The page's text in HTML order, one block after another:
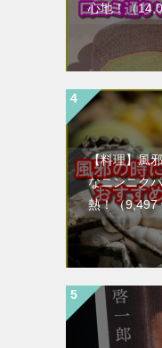
心地！（
【料理】風
なニンニク
熱！（9,497